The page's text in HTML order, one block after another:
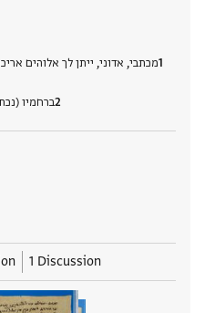
מכתבי, אדוני, ייתן לך אלוהים
ברחמיו
1 Discussion